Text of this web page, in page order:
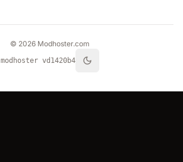
© 2026 Modhoster.com
modhoster vd1420b4 theme.toggle